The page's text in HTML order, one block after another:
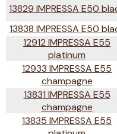
13829 IMPRESSA E50
13838 IMPRESSA E50
12912 IMPRESSA E55
platinum
12933 IMPRESSA E55
champagne
13831 IMPRESSA E55
champagne
13835 IMPRESSA E55